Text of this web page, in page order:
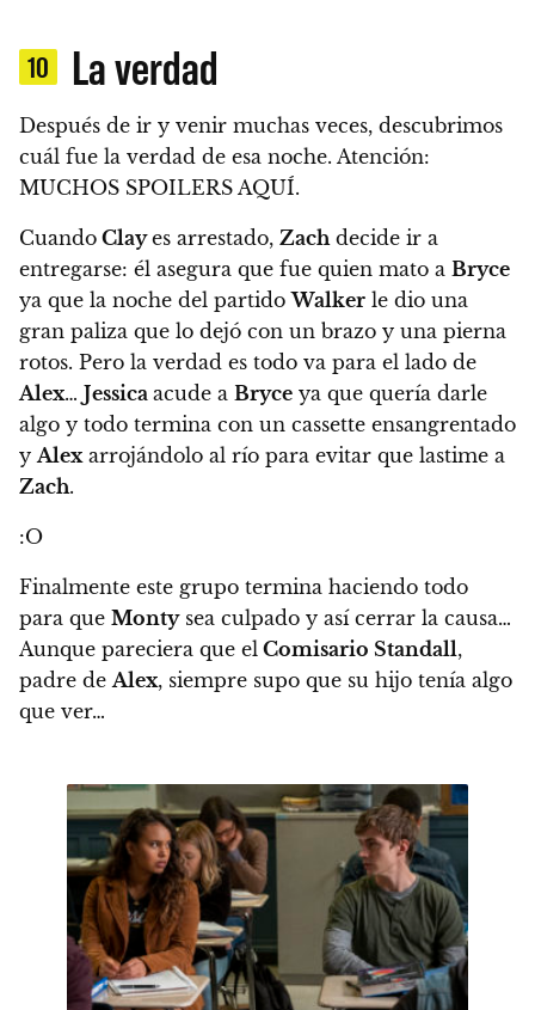
10 La verdad
Después de ir y venir muchas veces, descubrimos
cuál fue la verdad de esa noche. Atención:
MUCHOS SPOILERS AQUÍ.
Cuando Clayes arrestado, Zachdecide ir a
entregarse: él asegura que fue quien mato a Bryce
ya que la noche del partidoWalker le dio una
gran paliza que lo dejó con un brazo y una pierna
rotos. Pero la verdad es todo va para el lado de
Alex… Jessica acude a Bryce ya que quería darle
algo y todo termina con un cassette ensangrentado
yAlexarrojándolo al río para evitar que lastime a
Zach.
:O
Finalmente este grupo termina haciendo todo
para que Montysea culpado y así cerrar la causa…
Aunque pareciera que el Comisario Standall,
padre deAlex, siempre supo que su hijo tenía algo
que ver…